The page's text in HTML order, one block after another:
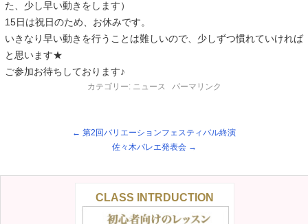
た、少し早い動きをします）
15日は祝日のため、お休みです。
いきなり早い動きを行うことは難しいので、少しずつ慣れていければ
と思います★
ご参加お待ちしております♪
カテゴリー: ニュース パーマリンク
← 第2回バリエーションフェスティバル終演
佐々木バレエ発表会 →
CLASS INTRDUCTION